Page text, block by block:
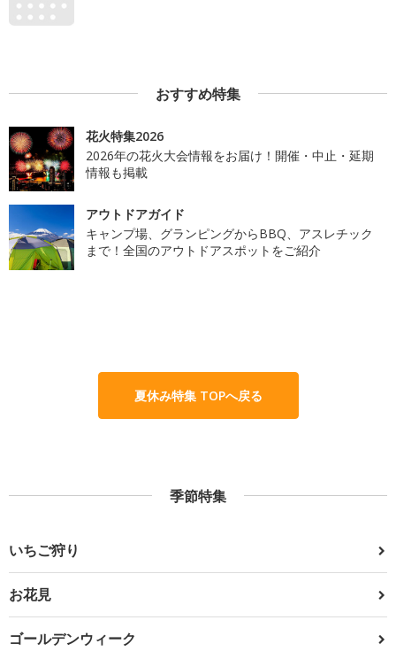
おすすめ特集
花火特集2026
2026年の花火大会情報をお届け！開催・中止・延期
情報も掲載
アウトドアガイド
キャンプ場、グランピングからBBQ、アスレチック
まで！全国のアウトドアスポットをご紹介
夏休み特集 TOPへ戻る
季節特集
いちご狩り
お花見
ゴールデンウィーク